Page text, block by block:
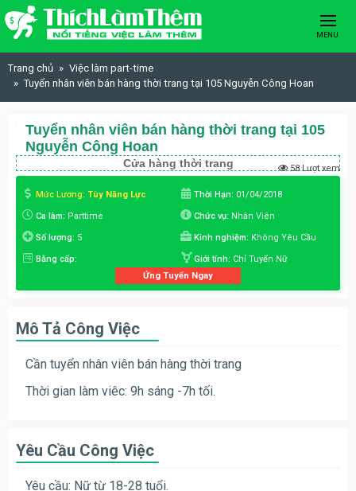
Skip to content
MENU
Trang chủ
Việc làm part-time
Tuyển nhân viên bán hàng thời trang tại 105 Nguyễn Công Hoan
Tuyển nhân viên bán hàng thời trang tại 105
Nguyễn Công Hoan
Cửa hàng thời trang 58 Lượt xem
Mức Lương: Tùy Năng Lực Thời Hạn: 01/04/2018
Ca làm: Parttime Chức vụ: Nhân Viên
Số lượng: 5 Kinh nghiệm: Không Yêu Cầu
Bằng cấp: Giới tính: Chỉ Tuyển Nữ
Ứng Tuyển Ngay
Mô Tả Công Việc
Cần tuyển nhân viên bán hàng thời trang
Thời gian làm viêc: 9h sáng -7h tối.
Yêu Cầu Công Việc
Yêu cầu: Nữ từ 18-28 tuổi.